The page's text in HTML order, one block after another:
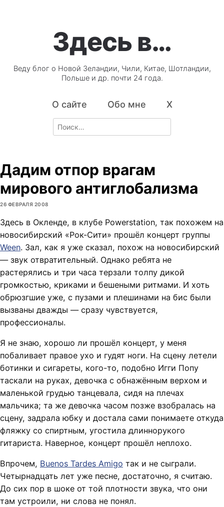
Здесь в…
Веду блог о Новой Зеландии, Чили, Китае, Шотландии,
Польше и др. почти 24 года.
О сайте Обо мне X
Search
for:
Дадим отпор врагам
мирового антиглобализма
26 ФЕВРАЛЯ 2008
Здесь в Окленде, в клубе Powerstation, так похожем на
новосибирский «Рок-Сити» прошёл концерт группы
Ween. Зал, как я уже сказал, похож на новосибирский
— звук отвратительный. Однако ребята не
растерялись и три часа терзали толпу дикой
громкостью, криками и бешеными ритмами. И хоть
обрюзгшие уже, с пузами и плешинами на бис были
вызваны дважды — сразу чувствуется,
профессионалы.
Я не знаю, хорошо ли прошёл концерт, у меня
побаливает правое ухо и гудят ноги. На сцену летели
ботинки и сигареты, кого-то, подобно Игги Попу
таскали на руках, девочка с обнажённым верхом и
маленькой грудью танцевала, сидя на плечах
мальчика; та же девочка часом позже взобралась на
сцену, задрала юбку и достала сами понимаете откуда
фляжку со спиртным, угостила длиннорукого
гитариста. Наверное, концерт прошёл неплохо.
Впрочем, Buenos Tardes Amigo так и не сыграли.
Четырнадцать лет уже песне, достаточно, я считаю.
До сих пор в шоке от той плотности звука, что они
там устроили, ни слова не понял.